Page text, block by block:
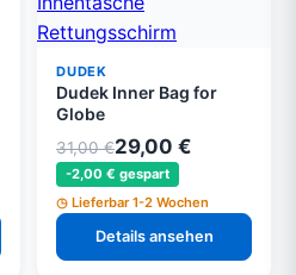
DUDEK
Dudek Inner Bag for
Globe
31,00 €29,00 €
-2,00 € gespart
Lieferbar 1-2 Wochen
Details ansehen